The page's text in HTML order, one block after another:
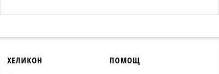
ХЕЛИКОН ПОМОЩ